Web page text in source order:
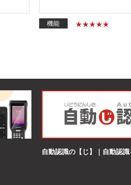
機能
自動認識の【じ】｜自動認